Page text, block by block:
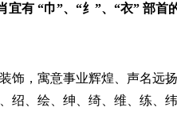
宜有 “巾”、“纟”、“衣” 部首
饰，寓意事业辉煌、声名远
绍、绘、绅、绮、维、练、